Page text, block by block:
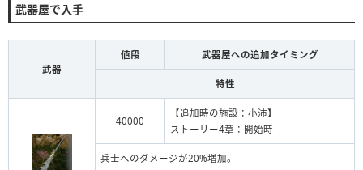
武器屋で入手
武器
値段 武器屋への追加タイミング
特性
40000
【追加時の施設：小沛】
ストーリー4章：開始時
兵士へのダメージが20%増加。